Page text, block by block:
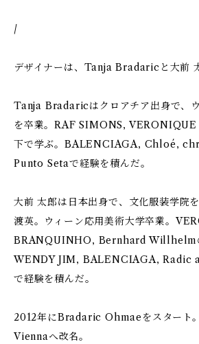
/
デザイナーは、Tanja Bradaricと大前
Tanja Bradaricはクロアチア出身で、
を卒業。RAF SIMONS,
下で学ぶ。BALENCIAGA, Chloé,
Punto Setaで経験を積んだ。
大前 太郎は日本出身で、文化服装学院
渡英。ウィーン応用美術大学卒業。
BRANQUINHO, Bernhard Willhelm
WENDY JIM, BALENCIAGA, Radic
で経験を積んだ。
2012年にBradaric Ohmaeをスタート
Viennaへ改名。